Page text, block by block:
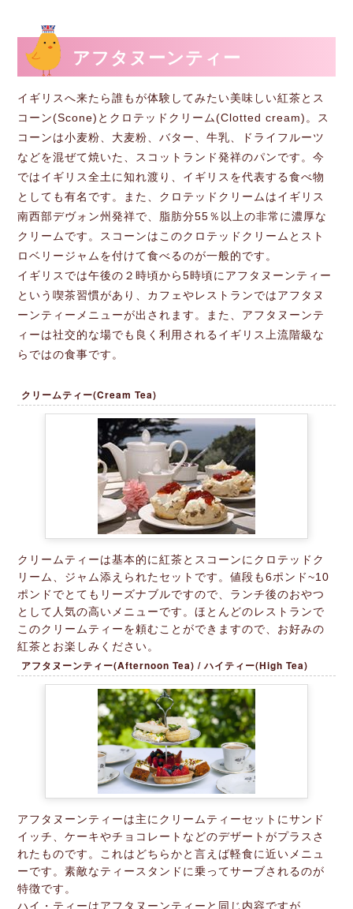
アフタヌーンティー
イギリスへ来たら誰もが体験してみたい美味しい紅茶とス
コーン(Scone)とクロテッドクリーム(Clotted cream)。ス
コーンは小麦粉、大麦粉、バター、牛乳、ドライフルーツ
などを混ぜて焼いた、スコットランド発祥のパンです。今
ではイギリス全土に知れ渡り、イギリスを代表する食べ物
としても有名です。また、クロテッドクリームはイギリス
南西部デヴォン州発祥で、脂肪分55％以上の非常に濃厚な
クリームです。スコーンはこのクロテッドクリームとスト
ロベリージャムを付けて食べるのが一般的です。
イギリスでは午後の２時頃から5時頃にアフタヌーンティー
という喫茶習慣があり、カフェやレストランではアフタヌ
ーンティーメニューが出されます。また、アフタヌーンテ
ィーは社交的な場でも良く利用されるイギリス上流階級な
らではの食事です。
クリームティー(Cream Tea)
クリームティーは基本的に紅茶とスコーンにクロテッドク
リーム、ジャム添えられたセットです。値段も6ポンド~10
ポンドでとてもリーズナブルですので、ランチ後のおやつ
として人気の高いメニューです。ほとんどのレストランで
このクリームティーを頼むことができますので、お好みの
紅茶とお楽しみください。
アフタヌーンティー(Afternoon Tea) / ハイティー(High Tea)
アフタヌーンティーは主にクリームティーセットにサンド
イッチ、ケーキやチョコレートなどのデザートがプラスさ
れたものです。これはどちらかと言えば軽食に近いメニュ
ーです。素敵なティースタンドに乗ってサーブされるのが
特徴です。
ハイ・ティーはアフタヌーンティーと同じ内容ですが、